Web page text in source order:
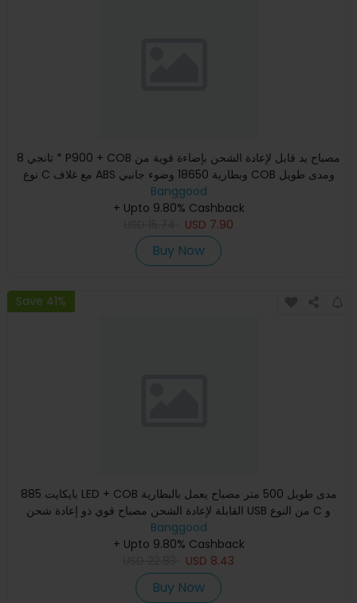
تانجي 8 * P900 + COB مصباح يد قابل لإعادة الشحن بإضاءة قوية من
نوع C مع غلاف ABS وبطارية 18650 وضوء جانبي COB ومدى طويل
Banggood
+ Upto 9.80% Cashback
USD 7.90
Buy Now
Save 41%
بايكايت 885 LED + COB مدى طويل 500 متر مصباح يعمل بالبطارية
القابلة لإعادة الشحن مصباح قوي ذو إعادة شحن USB من النوع C و
Banggood
+ Upto 9.80% Cashback
USD 8.43
Buy Now